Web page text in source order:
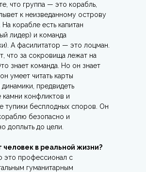
что группа — это корабль,
к неизведанному острову
корабле есть капитан
лидер) и команда
А фасилитатор — это лоцман.
что за сокровища лежат на
знает команда. Но он знает
умеет читать карты
предвидеть
камни конфликтов и
тупики бесплодных споров. Он
безопасно и
доплыть до цели.
человек в реальной жизни?
это профессионал с
гуманитарным